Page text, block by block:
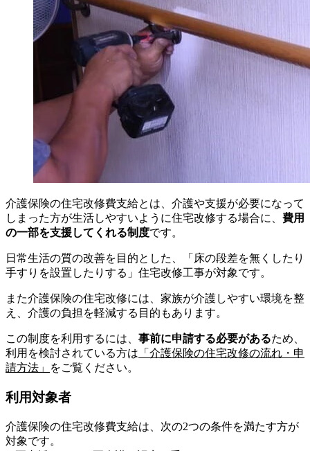
介護保険の住宅改修費支給とは、介護や支援が必要になって
しまった方が生活しやすいように住宅改修する場合に、 費用
の一部を支援してくれる制度です。
日常生活の質の改善を目的とした、「床の段差を無くしたり
手すりを設置したりする」住宅改修工事が対象です。
また介護保険の住宅改修には、家族が介護しやすい環境を整
え、介護の負担を軽減する目的もあります。
この制度を利用するには、 事前に申請する必要があるため、
利用を検討されている方は 「介護保険の住宅改修の流れ・申
請方法」
をご覧ください。
利用対象者
介護保険の住宅改修費支給は、次の2つの条件を満たす方が
対象です。